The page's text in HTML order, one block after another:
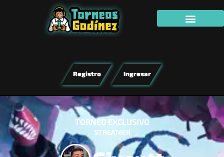
Registro Ingresar
TORNEO EXCLUSIVO
STREAMER